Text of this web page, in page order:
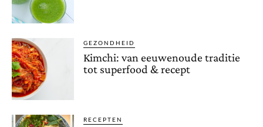
GEZONDHEID
Kimchi: van eeuwenoude traditie
tot superfood & recept
RECEPTEN